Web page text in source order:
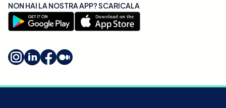
NON HAI LA NOSTRA APP? SCARICALA